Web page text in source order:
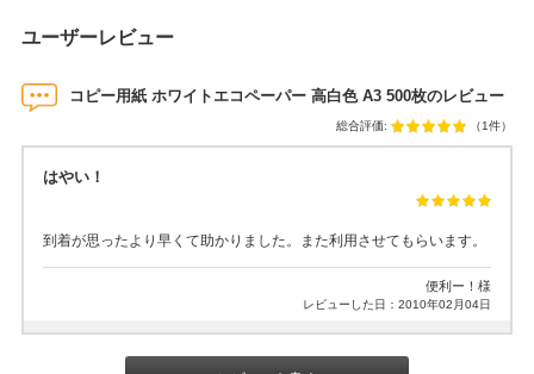
ユーザーレビュー
コピー用紙 ホワイトエコペーパー 高白色 A3 500枚のレビュー
総合評価: （1件）
はやい！
到着が思ったより早くて助かりました。また利用させてもらいます。
便利ー！様
レビューした日：2010年02月04日